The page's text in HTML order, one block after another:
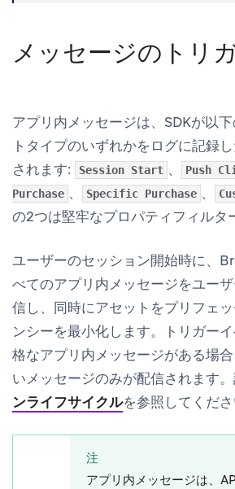
メッセージのトリ
アプリ内メッセージは、SDKが以
トタイプのいずれかをログに記録
されます:
Session Start 、 Push
Purchase 、 Specific Purchase 、
の2つは堅牢なプロパティフィルタ
ユーザーのセッション開始時に、
べてのアプリ内メッセージをユー
信し、同時にアセットをプリフェ
ンシーを最小化します。トリガー
格なアプリ内メッセージがある場
いメッセージのみが配信されます
ンライフサイクルを参照してくださ
注
アプリ内メッセージは、